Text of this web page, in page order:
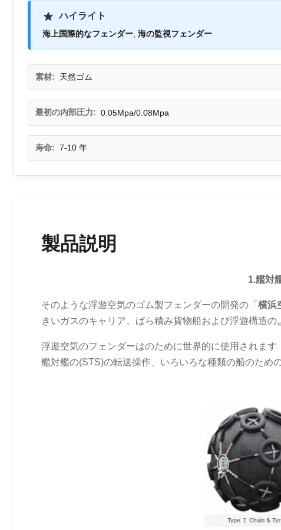
ハイライト
海上国際的なフェンダー 海の監視フェンダー
素材: 天然ゴム
最初の内部圧力: 0.05Mpa/0.08Mpa
寿命: 7-10 年
製品説明
1.艦対
そのような浮遊空気のゴム製フェンダーの開発の「 横浜
きいガスのキャリア、ばら積み貨物船および浮遊構造
浮遊空気のフェンダーはのために世界的に使用されます
艦対艦の(STS)の転送操作、いろいろな種類の船のため